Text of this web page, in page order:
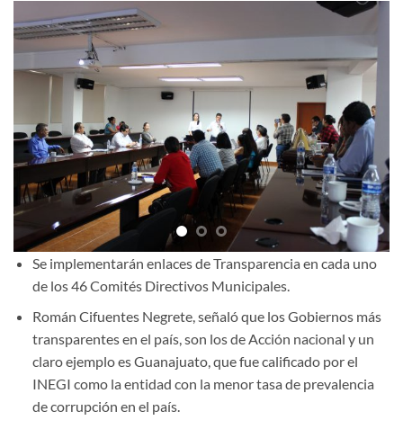
Se implementarán enlaces de Transparencia en cada uno
de los 46 Comités Directivos Municipales.
Román Cifuentes Negrete, señaló que los Gobiernos más
transparentes en el país, son los de Acción nacional y un
claro ejemplo es Guanajuato, que fue calificado por el
INEGI como la entidad con la menor tasa de prevalencia
de corrupción en el país.